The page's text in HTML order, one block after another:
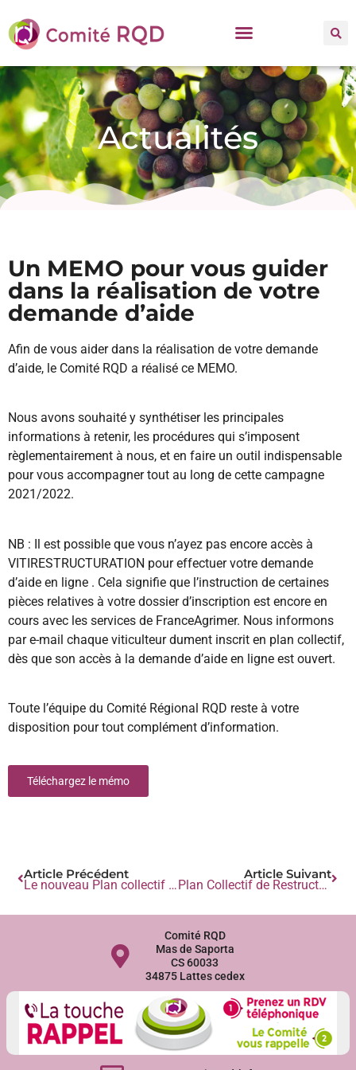
Actualités
Un MEMO pour vous guider
dans la réalisation de votre
demande d’aide
Afin de vous aider dans la réalisation de votre demande
d’aide, le Comité RQD a réalisé ce MEMO.
Nous avons souhaité y synthétiser les principales
informations à retenir, les procédures qui s’imposent
règlementairement à nous, et en faire un outil indispensable
pour vous accompagner tout au long de cette campagne
2021/2022.
NB : Il est possible que vous n’ayez pas encore accès à
VITIRESTRUCTURATION pour effectuer votre demande
d’aide en ligne . Cela signifie que l’instruction de certaines
pièces relatives à votre dossier d’inscription est encore en
cours avec les services de FranceAgrimer. Nous informons
par e-mail chaque viticulteur dument inscrit en plan collectif,
dès que son accès à la demande d’aide en ligne est ouvert.
Toute l’équipe du Comité Régional RQD reste à votre
disposition pour tout complément d’information.
Téléchargez le mémo
Article Précédent
Le nouveau Plan collectif N°4 est arrivé
Article Suivant
Plan Collectif de Restructuration N°4 : Vous pouvez déposer votre Demande de Paiement – Un MEMO à votre service pour vous accompagner dans vos démarches
Comité RQD
Mas de Saporta
CS 60033
34875 Lattes cedex